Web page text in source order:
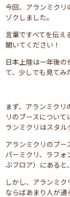
今回、アランミクリ
ゾクしました。
言葉ですべてを伝え
聞いてください！
日本上陸は一年後
て、少しでも見てみ
まず、アランミクリ
リのブースについ
ランミクリはスタル
アランミクリのブー
パーミクリ、ラフォ
ぶフロア）にあると
しかし、アランミ
ならばあまり人が